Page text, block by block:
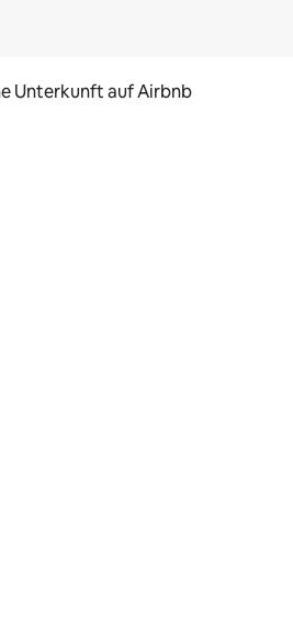
Unterkunft auf Airbnb